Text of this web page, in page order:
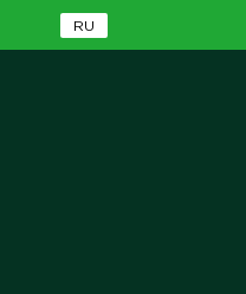
RU